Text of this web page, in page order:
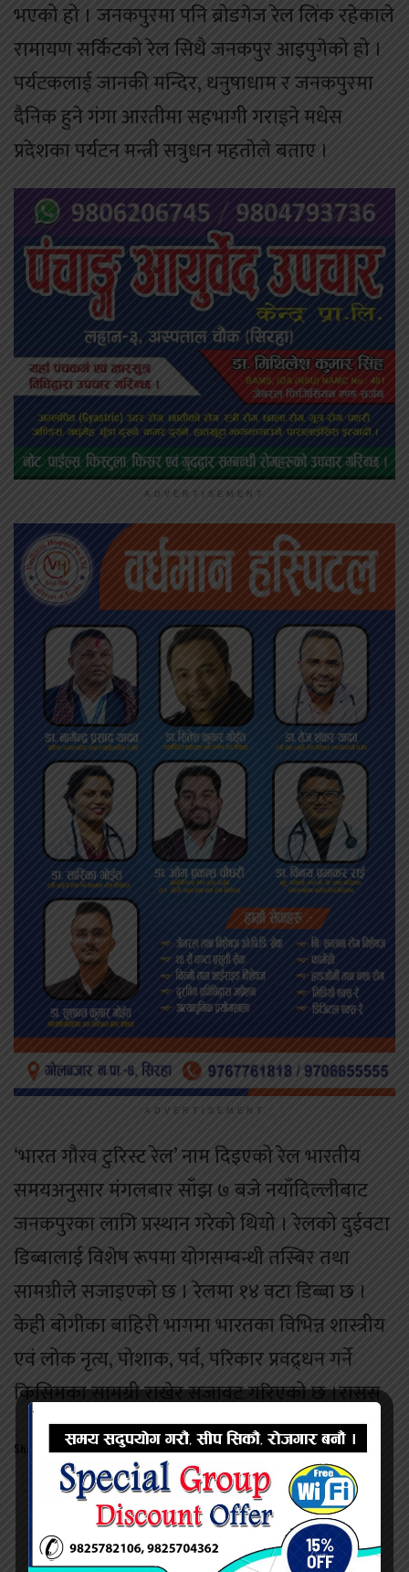
भएको हो । जनकपुरमा पनि ब्रोडगेज रेल लिंक रहेकाले
रामायण सर्किटको रेल सिधै जनकपुर आइपुगेको हो ।
पर्यटकलाई जानकी मन्दिर, धनुषाधाम र जनकपुरमा
दैनिक हुने गंगा आरतीमा सहभागी गराइने मधेस
प्रदेशका पर्यटन मन्त्री सत्रुधन महतोले बताए ।
ADVERTISEMENT
ADVERTISEMENT
‘भारत गौरव टुरिस्ट रेल’ नाम दिइएको रेल भारतीय
समयअनुसार मंगलबार साँझ ७ बजे नयाँदिल्लीबाट
जनकपुरका लागि प्रस्थान गरेको थियो । रेलको दुईवटा
डिब्बालाई विशेष रूपमा योगसम्बन्धी तस्बिर तथा
सामग्रीले सजाइएको छ । रेलमा १४ वटा डिब्बा छ ।
केही बोगीका बाहिरी भागमा भारतका विभिन्न शास्त्रीय
एवं लोक नृत्य, पोशाक, पर्व, परिकार प्रवद्र्धन गर्ने
किसिमका सामग्री राखेर सजावट गरिएको छ ।रासस
Share this:
Twitter Facebook